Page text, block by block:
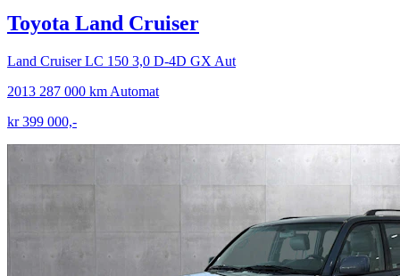
Toyota Land Cruiser
Land Cruiser LC 150 3,0 D-4D GX Aut
2013 287 000 km Automat
kr 399 000,-